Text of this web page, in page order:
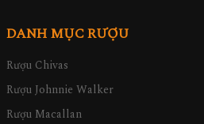
DANH MỤC RƯỢU
Rượu Chivas
Rượu Johnnie Walker
Rượu Macallan